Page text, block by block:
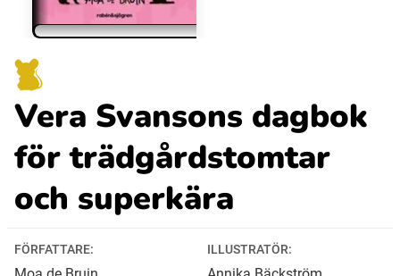
Kaale (Romska)
Arli (Romska)
Resanderomani (Romska)
Kelderash (Romska)
Vera Svansons dagbok
för trädgårdstomtar
och superkära
FÖRFATTARE: ILLUSTRATÖR: